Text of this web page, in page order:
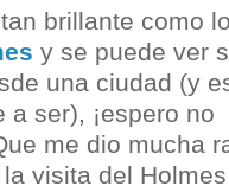
brillante como
y se puede ver
una ciudad (y
a ser), ¡espero no
me dio mucha
visita del